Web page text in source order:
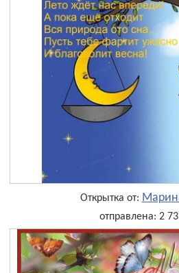
Открытка от:
отправлена: 2